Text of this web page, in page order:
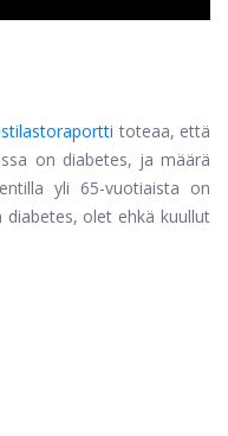
toteaa, että
on diabetes, ja määrä
yli 65-vuotiaista on
diabetes, olet ehkä kuullut